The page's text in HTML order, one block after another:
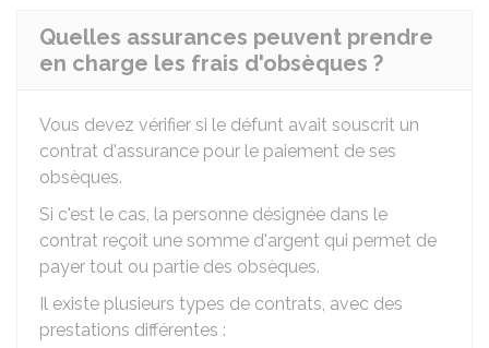
Quelles assurances peuvent prendre
en charge les frais d'obsèques ?
Vous devez vérifier si le défunt avait souscrit un
contrat d'assurance pour le paiement de ses
obsèques.
Si c'est le cas, la personne désignée dans le
contrat reçoit une somme d'argent qui permet de
payer tout ou partie des obsèques.
Il existe plusieurs types de contrats, avec des
prestations différentes :